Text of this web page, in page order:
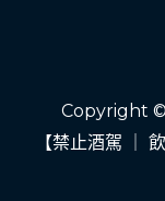
Copyright ©
【禁止酒駕 ｜